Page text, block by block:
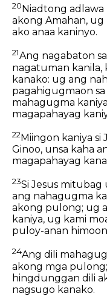
20 Niadtong adlawa
akong Amahan, ug
ako anaa kaninyo.
21Ang nagabaton
nagatuman kanila,
kanako: ug ang
pagahigugmaon
mahagugma
magapahayag
22Miingon kaniya si
Ginoo, unsa kaha
magapahayag
23Si Jesus mitubag
ang nahagugma
akong pulong; ug
kaniya, ug kami
puloy-anan
24Ang dili
akong mga
hingdunggan dili
nagsugo kanako.